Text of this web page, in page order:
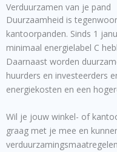
Verduurzamen van je pand
Duurzaamheid is
kantoorpanden. Sinds 1
minimaal energielabel C
Daarnaast worden
huurders en investeerders
energiekosten en een
Wil je jouw winkel- of
graag met je mee en